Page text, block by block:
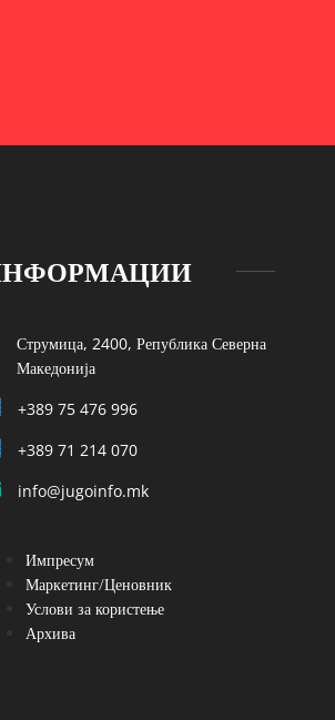
Струмица, 2400, Република Северна
Македонија
+389 75 476 996
+389 71 214 070
info@jugoinfo.mk
Импресум
Маркетинг/Ценовник
Услови за користење
Архива